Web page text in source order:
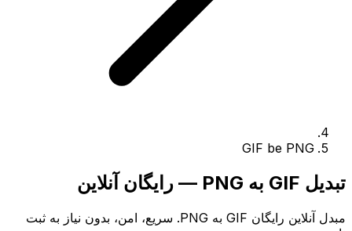
GIF be PNG
تبدیل GIF به PNG — رایگان آنلاین
مبدل آنلاین رایگان GIF به PNG. سریع، امن، بدون نیاز به ثبت